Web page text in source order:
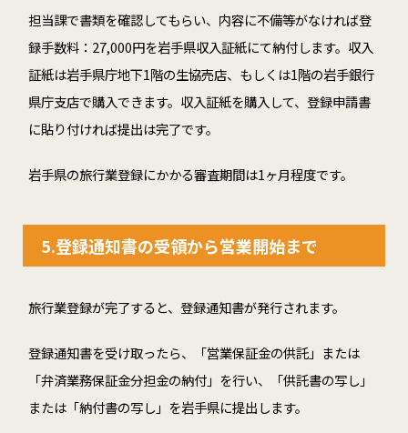
担当課で書類を確認してもらい、内容に不備等がなければ登
録手数料：27,000円を岩手県収入証紙にて納付します。収入
証紙は岩手県庁地下1階の生協売店、もしくは1階の岩手銀行
県庁支店で購入できます。収入証紙を購入して、登録申請書
に貼り付ければ提出は完了です。
岩手県の旅行業登録にかかる審査期間は1ヶ月程度です。
5.登録通知書の受領から営業開始まで
旅行業登録が完了すると、登録通知書が発行されます。
登録通知書を受け取ったら、「営業保証金の供託」または
「弁済業務保証金分担金の納付」を行い、「供託書の写し」
または「納付書の写し」を岩手県に提出します。